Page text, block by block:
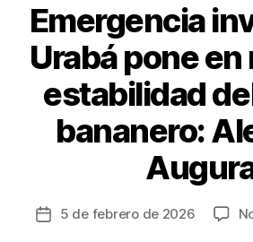
Emergencia
Urabá pone en
estabilidad
bananero:
Fecha5 de febrero de 2026